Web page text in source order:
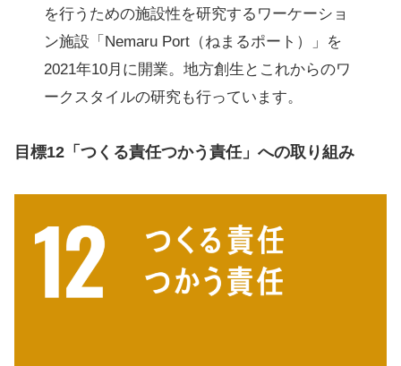
を行うための施設性を研究するワーケーショ
ン施設「Nemaru Port（ねまるポート）」を
2021年10月に開業。地方創生とこれからのワ
ークスタイルの研究も行っています。
目標12「つくる責任つかう責任」への取り組み